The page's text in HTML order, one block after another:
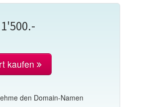
kaufen
den Domain-Namen